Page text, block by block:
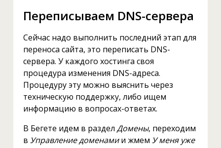
Переписываем DNS-сервера
Сейчас надо выполнить последний этап для
переноса сайта, это переписать DNS-
сервера. У каждого хостинга своя
процедура изменения DNS-адреса.
Процедуру эту можно выяснить через
техническую поддержку, либо ищем
информацию в вопросах-ответах.
В Бегете идем в раздел Домены, переходим
в Управление доменамии жмем У меня уже